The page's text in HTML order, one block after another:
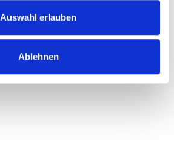
Auswahl erlauben
Ablehnen